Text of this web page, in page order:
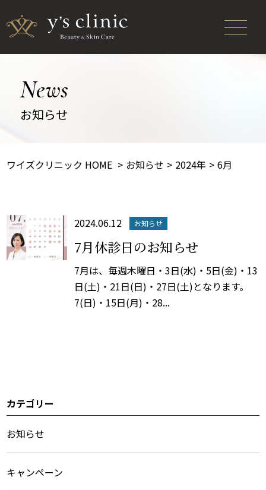
News
お知らせ
ワイズクリニック HOME お知らせ 2024年 6月
2024.06.12 お知らせ
7月休診日のお知らせ
7月は、毎週木曜日・3日(水)・5日(金)・13
日(土)・21日(日)・27日(土)となります。
7(日)・15日(月)・28...
サ
イ
ド
メ
カテゴリー
お知らせ
キャンペーン